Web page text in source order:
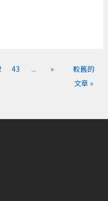
43 ... »
較舊的
文章 »